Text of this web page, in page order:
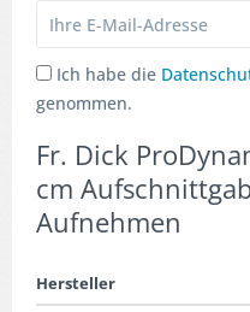
Ich habe die
genommen.
Fr. Dick
cm
Aufnehmen
Hersteller